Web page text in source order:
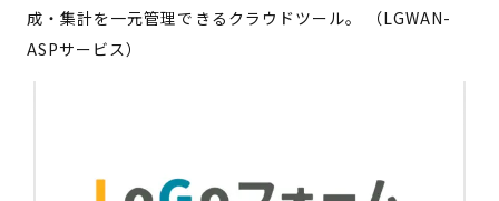
成・集計を一元管理できるクラウドツール。 （LGWAN-
ASPサービス）